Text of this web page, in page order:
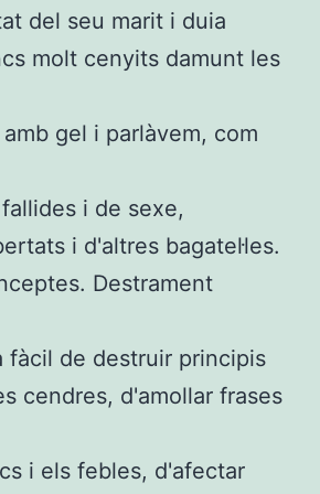
del seu marit i duia
molt cenyits damunt les
gel i parlàvem, com
i de sexe,
i d'altres bagatel·les.
Destrament
fàcil de destruir principis
cendres, d'amollar frases
i els febles, d'afectar